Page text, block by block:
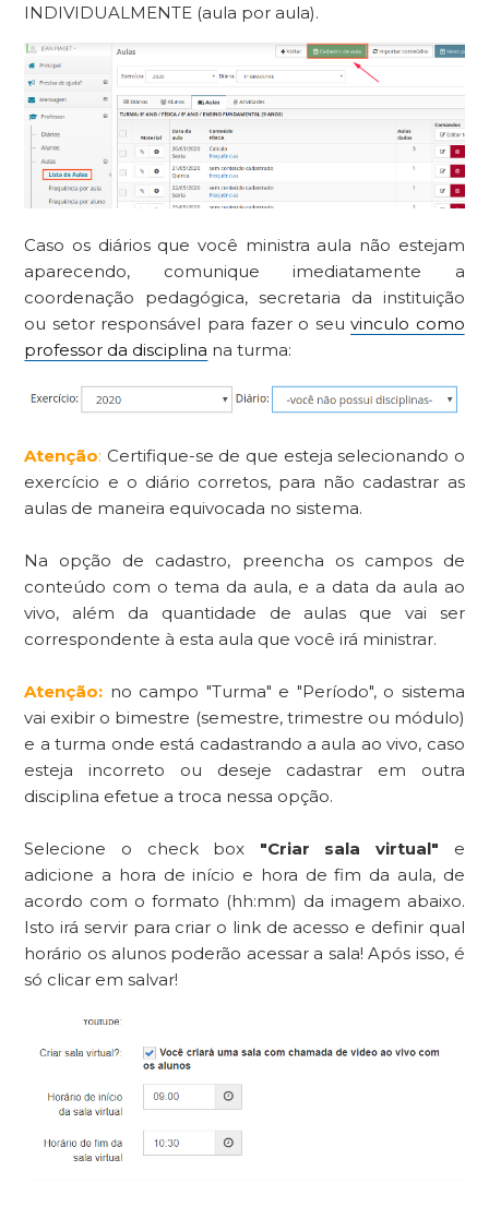
INDIVIDUALMENTE (aula por aula).
Caso os diários que você ministra aula não estejam
aparecendo, comunique imediatamente a
coordenação pedagógica, secretaria da instituição
ou setor responsável para fazer o seuvinculo como
professor da disciplina na turma:
Atenção: Certifique-se de que esteja selecionando o
exercício e o diário corretos, para não cadastrar as
aulas de maneira equivocada no sistema.
Na opção de cadastro, preencha os campos de
conteúdo com o tema da aula, e a data da aula ao
vivo, além da quantidade de aulas que vai ser
correspondente à esta aula que você irá ministrar.
Atenção: no campo "Turma" e "Período", o sistema
vai exibir o bimestre (semestre, trimestre ou módulo)
e a turma onde está cadastrando a aula ao vivo, caso
esteja incorreto ou deseje cadastrar em outra
disciplina efetue a troca nessa opção.
Selecione o check box "Criar sala virtual" e
adicione a hora de início e hora de fim da aula, de
acordo com o formato (hh:mm) da imagem abaixo.
Isto irá servir para criar o link de acesso e definir qual
horário os alunos poderão acessar a sala! Após isso, é
só clicar em salvar!